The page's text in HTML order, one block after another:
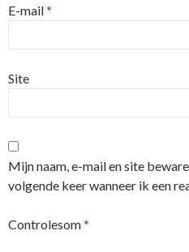
E-mail*
Site
Mijn naam, e-mail en site
volgende keer wanneer ik een
Controlesom*